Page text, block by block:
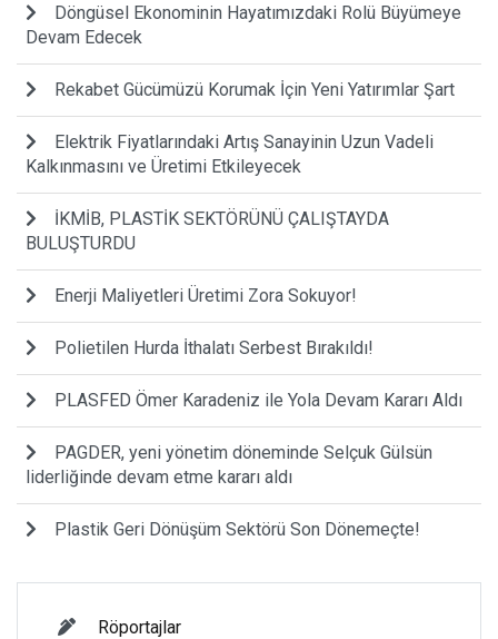
Döngüsel Ekonominin Hayatımızdaki Rolü Büyümeye
Devam Edecek
Rekabet Gücümüzü Korumak İçin Yeni Yatırımlar Şart
Elektrik Fiyatlarındaki Artış Sanayinin Uzun Vadeli
Kalkınmasını ve Üretimi Etkileyecek
İKMİB, PLASTİK SEKTÖRÜNÜ ÇALIŞTAYDA
BULUŞTURDU
Enerji Maliyetleri Üretimi Zora Sokuyor!
Polietilen Hurda İthalatı Serbest Bırakıldı!
PLASFED Ömer Karadeniz ile Yola Devam Kararı Aldı
PAGDER, yeni yönetim döneminde Selçuk Gülsün
liderliğinde devam etme kararı aldı
Plastik Geri Dönüşüm Sektörü Son Dönemeçte!
Röportajlar